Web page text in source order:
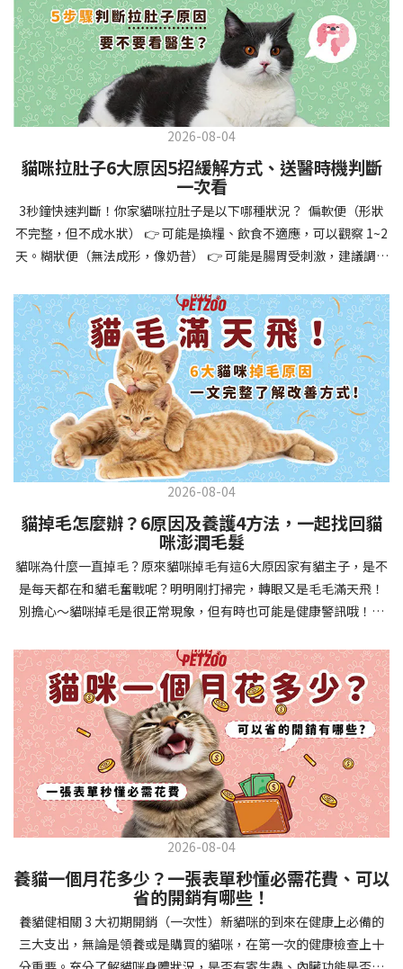
質，有效降低居家意外風險。規律的如廁訓練則能養成良好衛生習
慣，讓家中環境保持乾淨舒適。增強溝通與信任關係訓練過程就像
建立一種共同語言，幫助你和幼犬更好地理解彼此。當幼犬學會回
應你的指令，不只增加了互動機會，也建立了主人作為領導者的地
位。正向獎勵式訓練更能培養幼犬對你的信任感，強化情感連結，
創造更和諧的相處模式。培養社交技能與適應能力及早接觸各種環
境和刺激，能幫助幼犬成長為自信穩定的成犬。適當的社會化訓練
讓牠們學會如何與其他狗狗、動物和人類和平相處，減少恐懼或攻
擊行為。這種適應能力使幼犬未來能從容面對獸醫檢查、美容
salon、寄宿或旅行等各種情境，大大提升生活品質。 訓練幼犬不只
是教會指令，更是塑造性格和習慣的過程！ 透過耐心且一致的訓
練，你不僅能擁有一隻聽話的好狗狗，更能建立起相互尊重的終身
相處中獲得回報狗狗訓練指南，六步驟培養幼犬開始幼犬訓練時，
系統性的方法能帶來最佳效果。從信任建立到習慣養成，每個階段
都至關重要，缺一不可。良好的訓練應循序漸進，把握幼犬成長敏
感期，以積極正向的方式引導。遵循這六個步驟，即使是第一次養
狗的新手，也能輕鬆將調皮的小狗訓練成聽話的好夥伴！建立信任
基礎 幼犬訓練的第一步不是教指令，而是建立信任。剛到新家的幼
犬可能感到緊張不安，給予適當空間適應環境很重要。用溫柔的聲
音交談，提供安全舒適的窩，維持規律的餵食和如廁時間，讓幼犬
感到安心。輕輕撫摸、溫柔擁抱，每天安排固定玩耍時間，這些都
任你後，可開始教導基本指令。從簡單的「坐下」開始，再逐步學
習「趴下」、「等待」和「過來」。每次訓練保持在5-10分鐘內，
避免幼犬注意力分散。使用清晰一致的口令和手勢，成功時立即給
予獎勵和讚美。記住，重複是學習的關鍵，每天多次短時間練習效
果最佳。調整日常行為除了基本指令，幼犬還需學習生活禮儀。如
時立即獎勵。另外要處理的常見問題包括咬人、啃咬家具和亂叫。
每當出現不當行為，給予適當替代品（如咬玩具代替咬手），並在
幼犬選擇正確行為時獎勵，這比責罵更有效。社交化訓練 兩個月大
的幼犬正處於社會化黃金期，這階段的經驗將深刻影響未來性格。
安排幼犬接觸不同人類（包括兒童、戴眼鏡的人、使用拐杖的人
等）、各種動物、交通工具和環境聲音。起初保持在安全、受控的
情境中，逐漸增加複雜度。每次正面社交體驗後給予獎勵，建立幼
犬對新事物的積極態度。進階技巧強化 基礎訓練穩固後，可以進入
更複雜的技巧訓練。這包括遠距離控制、不同干擾下的指令遵從、
多步驟動作等。使用延遲獎勵技巧，讓幼犬學會即使沒有立即獎勵
也能保持良好行為。引入不同環境中的訓練，如公園、寵物店等，
幫助幼犬在各種情境下都能聽從指令。維持良好習慣 成功的訓練不
是一次性的，而是需要持續維護。即使幼犬已經掌握所有技能，也
要定期複習，防止行為退化。將訓練融入日常生活，如出門前的
2026-08-04
貓咪拉肚子6大原因5招緩解方式、送醫時機判斷
一次看
3秒鐘快速判斷！你家貓咪拉肚子是以下哪種狀況？ 偏軟便（形狀
不完整，但不成水狀） 👉 可能是換糧、飲食不適應，可以觀察 1~2
天。糊狀便（無法成形，像奶昔） 👉 可能是腸胃受刺激，建議調整
若超過 24 小時沒改善，建議就醫。血便（帶血絲或黑色糞便） 👉
可能是嚴重腸胃問題，應立即帶去獸醫院！想知道貓咪拉肚子的真
正原因，只要透過 5 個簡單步驟，就能判斷問題嚴重性，決定是否
需要就醫！接下來我們一起來看看該怎麼做吧！🐾 貓咪拉肚子怎麼
辦？5步驟判斷貓咪拉肚子是否需要馬上看醫生貓咪拉肚子的因素與
許多原因有關，更換食物、誤食異物或不乾淨的東西、寄生蟲、其
他疾病。 5 步驟判斷貓咪拉肚子原因，要不要看醫生？當貓咪拉肚
子時，不用慌張！透過以下 5 個步驟，就能快速判斷原因，並決定
是否需要帶去獸醫院。📌 貓咪拉肚子判斷步驟1：觀察糞便的狀態：
糞便質地是關鍵！不同形態代表不同的腸胃狀況📌 貓咪拉肚子判斷
步驟2：回想最近的飲食變化：有沒有突然換飼料或罐頭？ 有沒有吃
到新零食或人類食物？ 是否誤食異物？📌 貓咪拉肚子判斷步驟3：
確認環境與生活作息：最近是否搬家、換貓砂、新成員加入？ 天氣
是否有變化？ 飼主是否長時間外出？📌 貓咪拉肚子判斷步驟4：觀
察貓咪的精神與食慾：貓咪精神好嗎？、食慾是否正常？，可先觀
下降，表示身體狀況不佳，應儘快就醫！📌 貓咪拉肚子判斷步驟5：
檢查是否需要帶去看獸醫 如果拉肚子 1~2 次但精神好、食慾正常，
可以先觀察，如果腹瀉超過 48 小時或水狀腹瀉 + 嗜睡、食慾下降、
嘔吐 應立即就醫。 透過這 5 個步驟，你可以快速判斷貓咪拉肚子的
原因與嚴重程度，確保毛孩的腸胃健康！如果不確定情況，還是建
議讓獸醫檢查，才能安心哦！🐾💖4種高風險群貓咪拉肚子要小心高
風險貓咪包含：幼貓、老貓、懷孕貓、有慢性疾病貓，這些貓咪在
身體狀況出現警訊時要特別注意，如拉肚子次數超過2次以上，就建
議直接尋求獸醫協助。2要訣判斷貓咪拉肚子要不要看醫生 高風險貓
的貓咪，如拉肚子超過2-3天，建議直接尋求獸醫師協助。並記得提
供觀察紀錄給予獸醫師進行專業判斷。貓咪拉肚子但精神很好？如
果飼主有發現貓咪拉肚子的情形，但貓咪的精神很好。有可能與飲
食方便相關，回想是否進食新的食物，或是正進行飼料更換的過
2026-08-04
貓掉毛怎麼辦？6原因及養護4方法，一起找回貓
咪澎潤毛髮
貓咪為什麼一直掉毛？原來貓咪掉毛有這6大原因家有貓主子，是不
是每天都在和貓毛奮戰呢？明明剛打掃完，轉眼又是毛毛滿天飛！
別擔心～貓咪掉毛是很正常現象，但有時也可能是健康警訊哦！以
兩全其美！貓咪掉毛原因1. 皮膚問題貓咪皮膚問題是造成掉毛的常
見兇手！皮膚發炎、感染或是長期搔癢，都會讓貓咪的毛髮失去健
康光澤並大量脫落。常見的皮膚問題包括皮膚黴菌、細菌感染、疥
癬蟲等寄生蟲，甚至是皮膚過度乾燥。如果發現貓咪皮膚有紅腫、
結痂、脫屑或異常氣味，同時伴隨掉毛，建議盡快帶牠看獸醫哦！
貓咪掉毛原因2. 過敏誰說只有人類會過敏？貓咪也會！貓咪可能對
環境中的塵蟎、花粉、清潔劑，甚至是食物中的某些成分產生過敏
反應。過敏症狀不只是打噴嚏、流眼淚，還會引起皮膚搔癢和掉毛
問題。特別是食物過敏，更是常被忽略的掉毛元兇！如果貓咪經常
抓癢或舔舐特定部位，同時伴隨掉毛，很可能是過敏在作怪呢！貓
咪掉毛原因3. 營養不足貓咪的毛髮健康與營養息息相關！當貓咪飲
食中缺乏必要的蛋白質、脂肪酸（尤其是Omega-3和Omega-
6）、維生素或礦物質時，毛髮就會變得乾燥、脆弱，容易斷裂脫
落。長期餵食低品質或不均衡的貓糧，可能使貓咪營養不良，進而
2026-08-04
養貓一個月花多少？一張表單秒懂必需花費、可以
省的開銷有哪些！
養貓健相關 3 大初期開銷（一次性）新貓咪的到來在健康上必備的
三大支出，無論是領養或是購買的貓咪，在第一次的健康檢查上十